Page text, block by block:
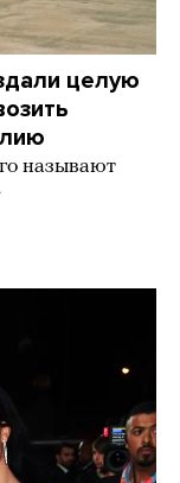
целую
называют